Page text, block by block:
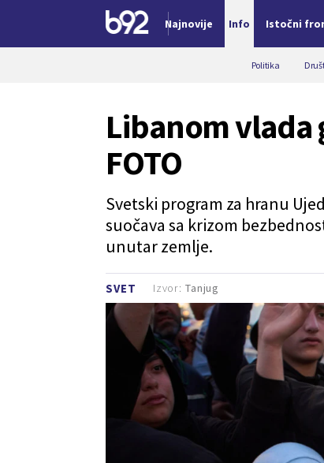
Najnovije Info Istočni
Politika
SVET
Libanom vlada
FOTO
Svetski program za hranu
suočava sa krizom
unutar zemlje.
Izvor: Tanjug